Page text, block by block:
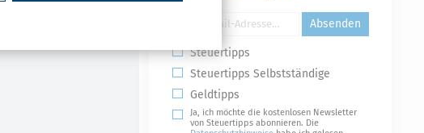
Absenden
Steuertipps
Steuertipps Selbstständige
Geldtipps
Ja, ich möchte die kostenlosen Newsletter
von Steuertipps abonnieren. Die